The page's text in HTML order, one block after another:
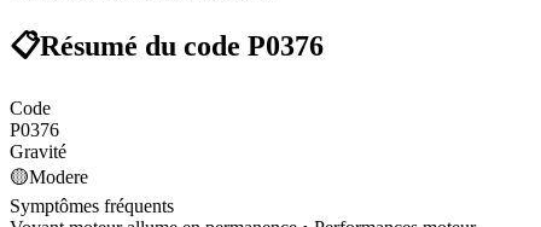
📋Résumé du code P0376
Code
P0376
Gravité
🟡Modere
Symptômes fréquents